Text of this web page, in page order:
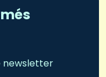
newsletter